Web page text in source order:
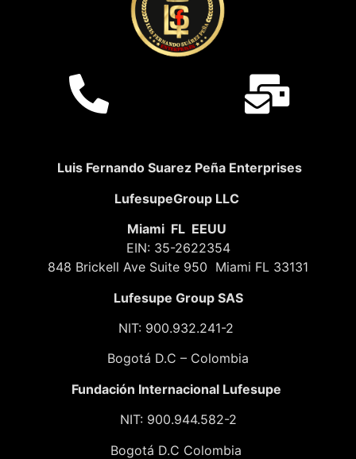
Luis Fernando Suarez Peña Enterprises
LufesupeGroup LLC
Miami FL EEUU
EIN: 35-2622354
848 Brickell Ave Suite 950 Miami FL 33131
Lufesupe Group SAS
NIT: 900.932.241-2
Bogotá D.C – Colombia
Fundación Internacional Lufesupe
NIT: 900.944.582-2
Bogotá D.C Colombia